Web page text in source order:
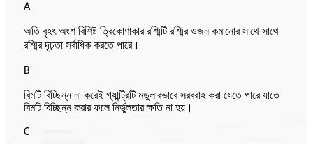
A
অতি বৃহৎ অংশ বিশিষ্ট ত্রিকোণাকার রশ্মিটি রশ্মির ওজন কমানোর সাথে সাথে
রশ্মির দৃঢ়তা সর্বাধিক করতে পারে।
B
বিমটি বিচ্ছিন্ন না করেই গ্যান্ট্রিটি মডুলারভাবে সরবরাহ করা যেতে পারে যাতে
বিমটি বিচ্ছিন্ন করার ফলে নির্ভুলতার ক্ষতি না হয়।
C